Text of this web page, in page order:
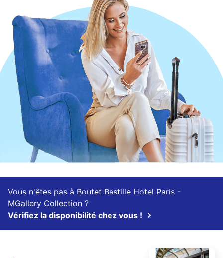
France FR
Vous n'êtes pas à Boutet Bastille Hotel Paris -
MGallery Collection ?
Vérifiez la disponibilité chez vous !